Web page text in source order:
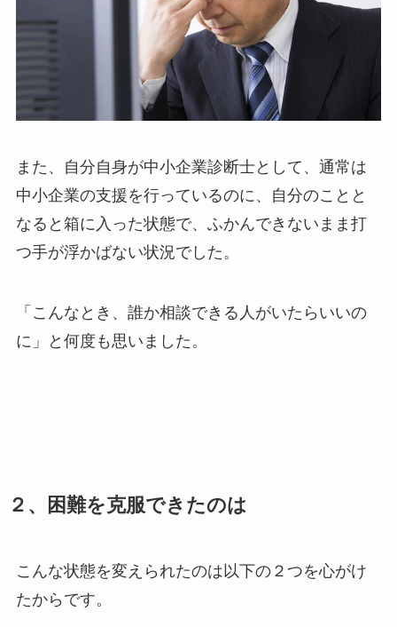
また、自分自身が中小企業診断士として、通常は
中小企業の支援を行っているのに、自分のことと
なると箱に入った状態で、ふかんできないまま打
つ手が浮かばない状況でした。
「こんなとき、誰か相談できる人がいたらいいの
に」と何度も思いました。
２、困難を克服できたのは
こんな状態を変えられたのは以下の２つを心がけ
たからです。